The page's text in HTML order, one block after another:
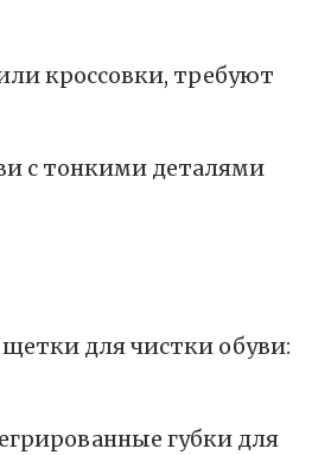
кроссовки, требуют
с тонкими деталями
для чистки обуви:
губки для